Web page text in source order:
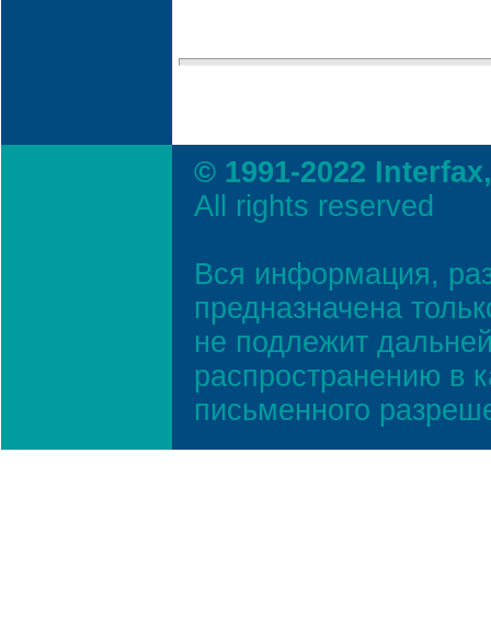
© 1991-2022
All rights reserved
Вся информация,
предназначена
не подлежит
распространению в
письменного